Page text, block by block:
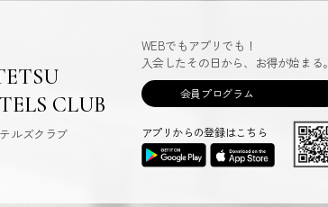
CLUB
ルズクラブ
WEBでもアプリでも！
入会したその日から、お得が始まる。
会員プログラム
アプリからの登録はこちら